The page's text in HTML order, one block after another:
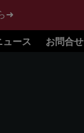
➜
ュース お問合せ